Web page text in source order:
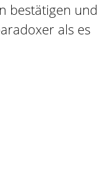
bestätigen und
als es